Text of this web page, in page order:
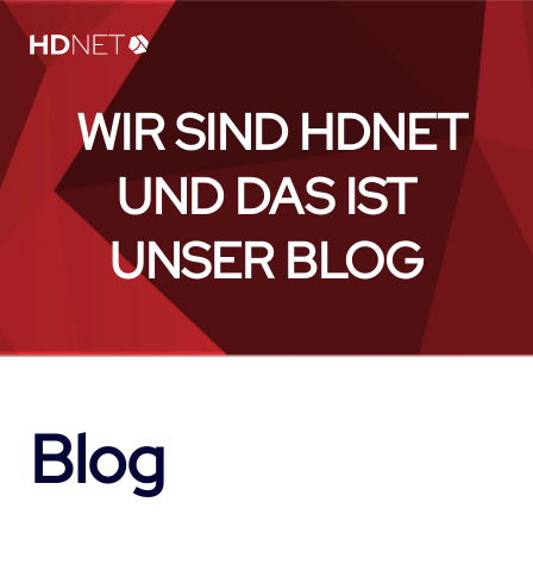
WIR SIND HDNET
UND DAS IST
UNSER BLOG
Blog